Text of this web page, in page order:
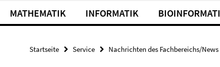
MATHEMATIK INFORMATIK
Startseite Service Nachrichten des Fachbereichs/